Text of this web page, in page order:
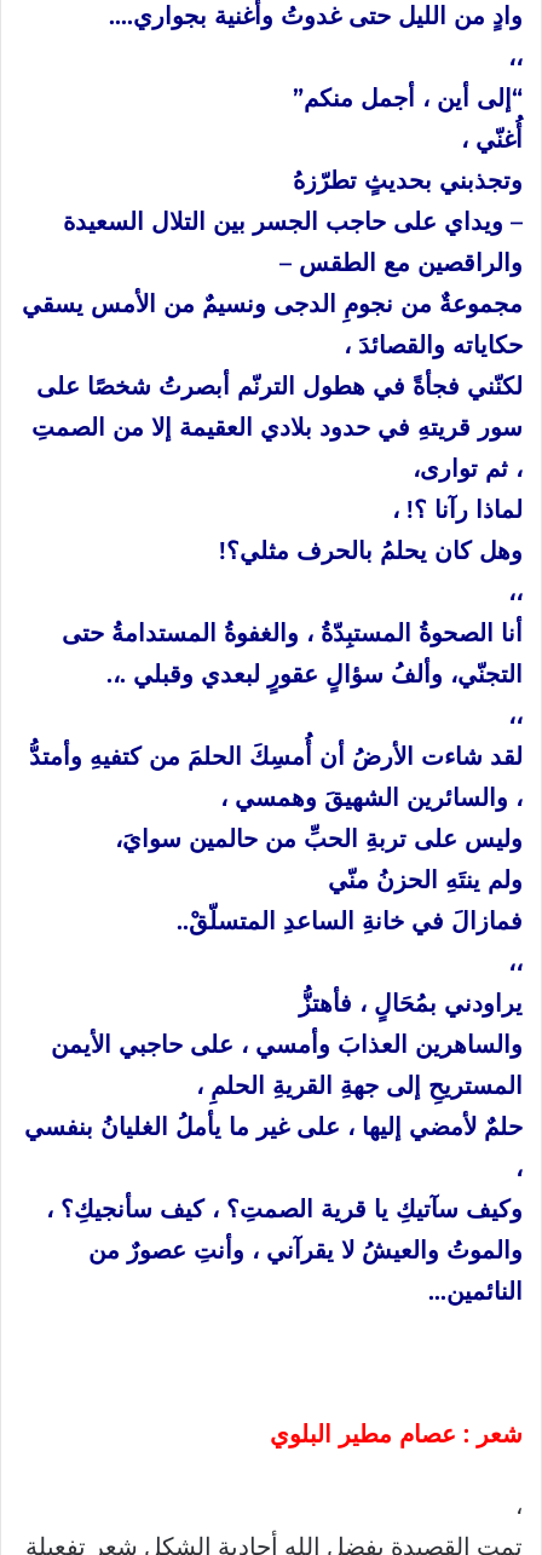
وادٍ من الليل حتى غدوتُ وأغنية بجواري….
،،
“ إلى أين ، أجمل منكم”
أُغنّي ،
وتجذبني بحديثٍ تطرّزهُ
– ويداي على حاجب الجسر بين التلال السعيدة
والراقصين مع الطقس –
مجموعةٌ من نجومِ الدجى ونسيمٌ من الأمس يسقي
حكاياته والقصائدَ ،
لكنّني فجأةً في هطول الترنّم أبصرتُ شخصًا على
سور قريتهِ في حدود بلادي العقيمة إلا من الصمتِ
، ثم توارى،
لماذا رآنا ؟! ،
وهل كان يحلمُ بالحرف مثلي؟!
،،
أنا الصحوةُ المستبِدّةُ ، والغفوةُ المستدامةُ حتى
التجنّي، وألفُ سؤالٍ عقورٍ لبعدي وقبلي .،.
،،
لقد شاءت الأرضُ أن أُمسِكَ الحلمَ من كتفيهِ وأمتدُّ
، والسائرين الشهيقَ وهمسي ،
وليس على تربةِ الحبِّ من حالمين سوايَ،
ولم ينتَهِ الحزنُ منّي
فمازالَ في خانةِ الساعدِ المتسلّقْ..
،،
يراودني بمُحَالٍ ، فأهتزُّ
والساهرين العذابَ وأمسي ، على حاجبي الأيمن
المستريحِ إلى جهةِ القريةِ الحلمِ ،
حلمٌ لأمضي إليها ، على غير ما يأملُ الغليانُ بنفسي
،
وكيف سآتيكِ يا قرية الصمتِ؟ ، كيف سأنجيكِ؟ ،
والموتُ والعيشُ لا يقرآني ، وأنتِ عصورٌ من
النائمين…
شعر : عصام مطير البلوي
،
تمت القصيدة بفضل الله أحادية الشكل شعر تفعيلة